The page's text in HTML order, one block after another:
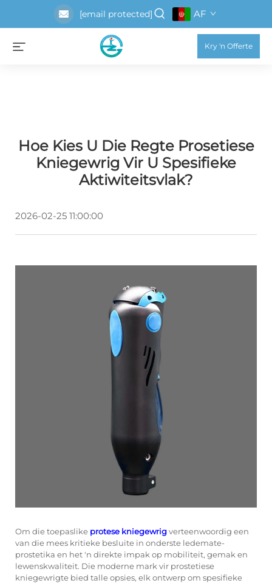
[email protected] AF
Kry 'n Offerte
Hoe Kies U Die Regte Prosetiese
Kniegewrig Vir U Spesifieke
Aktiwiteitsvlak?
2026-02-25 11:00:00
Om die toepaslike protese kniegewrigverteenwoordig een
van die mees kritieke besluite in onderste ledemate-
prostetika en het 'n direkte impak op mobiliteit, gemak en
lewenskwaliteit. Die moderne mark vir prostetiese
kniegewrigte bied talle opsies, elk ontwerp om spesifieke